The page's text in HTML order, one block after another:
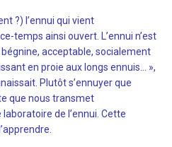
?) l’ennui qui vient
temps ainsi ouvert. L’ennui n’est
acceptable, socialement
en proie aux longs ennuis… »,
Plutôt s’ennuyer que
que nous transmet
de l’ennui. Cette